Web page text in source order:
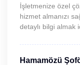
İşletmenize özel
hizmet almanızı
detaylı bilgi almak
Hamamözü